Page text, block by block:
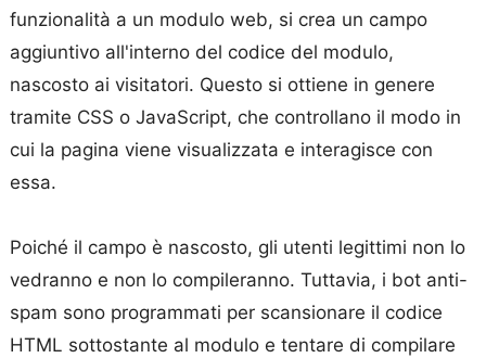
funzionalità a un modulo web, si crea un campo
aggiuntivo all'interno del codice del modulo,
nascosto ai visitatori. Questo si ottiene in genere
tramite CSS o JavaScript, che controllano il modo in
cui la pagina viene visualizzata e interagisce con
essa.
Poiché il campo è nascosto, gli utenti legittimi non lo
vedranno e non lo compileranno. Tuttavia, i bot anti-
spam sono programmati per scansionare il codice
HTML sottostante al modulo e tentare di compilare